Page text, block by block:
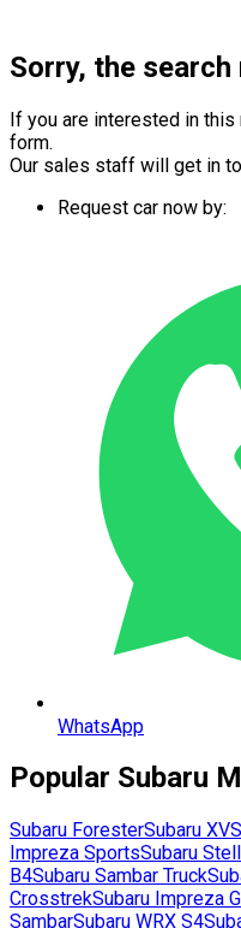
Sorry, the search
If you are interested in
form.
Our sales staff will get in
Request car now by:
WhatsApp
Popular Subaru
Subaru ForesterSubaru XV
Impreza SportsSubaru
B4Subaru Sambar Truck
CrosstrekSubaru Impreza
SambarSubaru WRX S4